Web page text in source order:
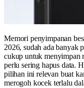
Memori penyimpanan
2026, sudah ada banyak
cukup untuk menyimpan
perlu sering hapus data.
pilihan ini relevan buat
merogoh kocek terlalu